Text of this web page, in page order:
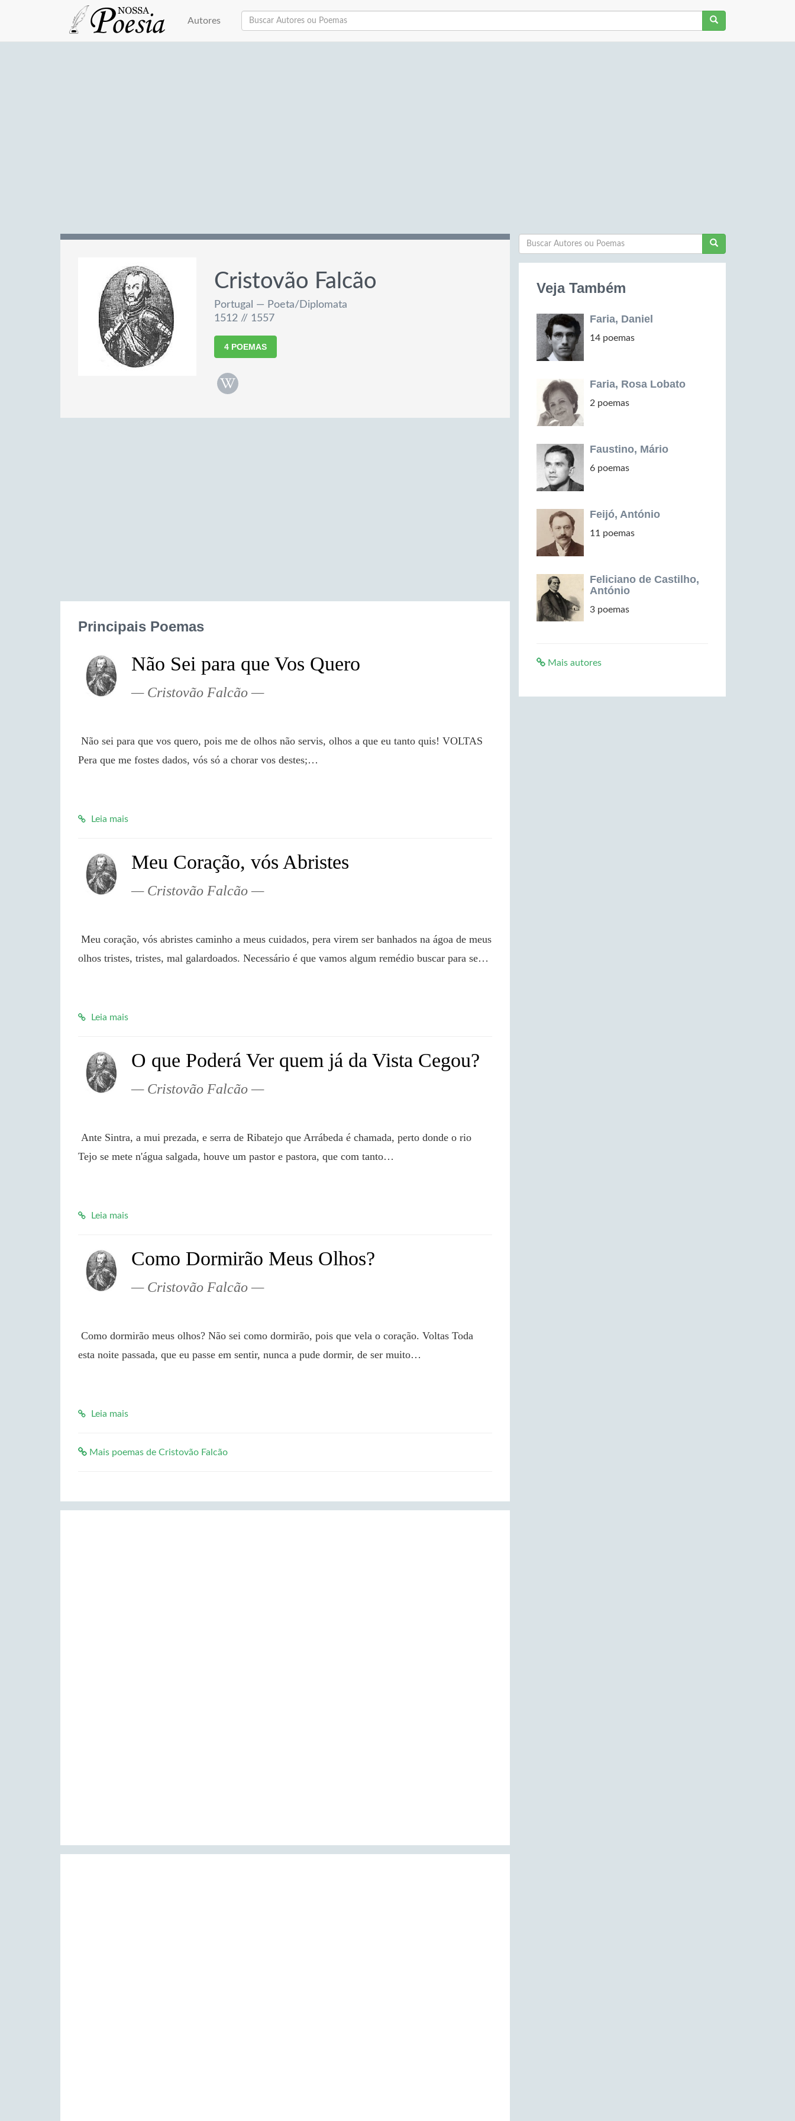
Autores
Cristovão Falcão
Portugal — Poeta/Diplomata
1512 // 1557
4 POEMAS
Principais Poemas
Não Sei para que Vos Quero
Cristovão Falcão
Pera que me fostes dados, vós só a chorar vos destes;…
Leia mais
Meu Coração, vós Abristes
Cristovão Falcão
olhos tristes, tristes, mal galardoados. Necessário é que vamos algum remédio buscar para se…
Leia mais
O que Poderá Ver quem já da Vista Cegou?
Cristovão Falcão
Tejo se mete n'água salgada, houve um pastor e pastora, que com tanto…
Leia mais
Como Dormirão Meus Olhos?
Cristovão Falcão
esta noite passada, que eu passe em sentir, nunca a pude dormir, de ser muito…
Leia mais
Mais poemas de Cristovão Falcão
Veja Também
Faria, Daniel
14 poemas
Faria, Rosa Lobato
2 poemas
Faustino, Mário
6 poemas
Feijó, António
11 poemas
Feliciano de Castilho,
António
3 poemas
Mais autores